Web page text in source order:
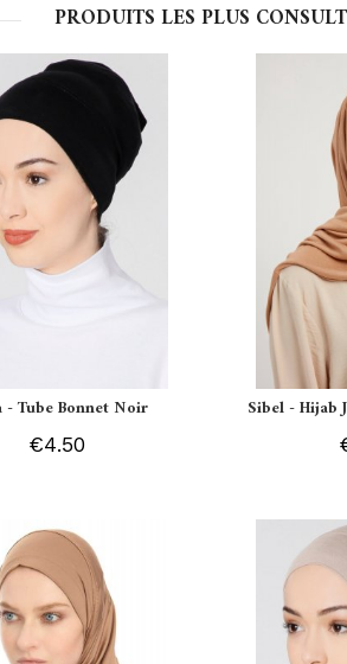
PRODUITS LES PLUS
- Tube Bonnet Noir
€4.50
Sibel - Hijab